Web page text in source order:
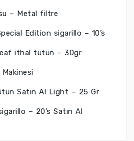
– Metal filtre
Edition sigarillo – 10’s
ithal tütün – 30gr
Satın Al Light – 25 Gr
– 20’s Satın Al